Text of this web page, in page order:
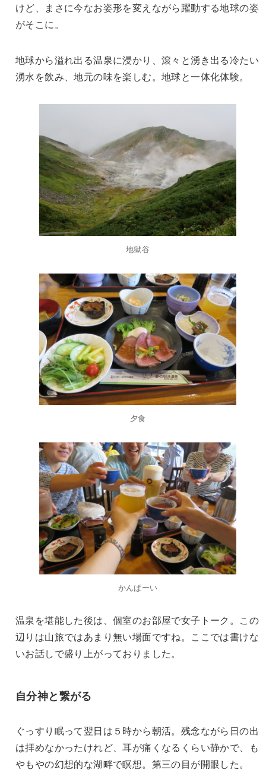
けど、まさに今なお姿形を変えながら躍動する地球の姿
がそこに。
地球から溢れ出る温泉に浸かり、滾々と湧き出る冷たい
湧水を飲み、地元の味を楽しむ。地球と一体化体験。
地獄谷
夕食
かんぱーい
温泉を堪能した後は、個室のお部屋で女子トーク。この
辺りは山旅ではあまり無い場面ですね。ここでは書けな
いお話しで盛り上がっておりました。
自分神と繋がる
ぐっすり眠って翌日は５時から朝活。残念ながら日の出
は拝めなかったけれど、耳が痛くなるくらい静かで、も
やもやの幻想的な湖畔で瞑想。第三の目が開眼した。